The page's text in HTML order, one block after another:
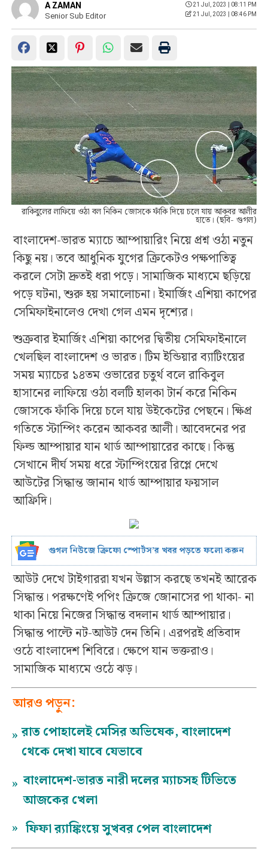
A ZAMAN
Senior Sub Editor
21 Jul, 2023 | 08:11 PM
21 Jul, 2023 | 08:46 PM
রাকিবুলের লাফিয়ে ওঠা বল নিকিন জোসকে ফাঁকি দিয়ে চলে যায় আকবর আলীর
হাতে। (ছবি- গুগল)
বাংলাদেশ-ভারত ম্যাচে আম্পায়ারিং নিয়ে প্রশ্ন ওঠা নতুন
কিছু নয়। তবে আধুনিক যুগের ক্রিকেটও পক্ষপাতিত্ব
করলে সেটা দ্রুতই ধরা পড়ে। সামাজিক মাধ্যমে ছড়িয়ে
পড়ে ঘটনা, শুরু হয় সমালোচনা। ইমার্জিং এশিয়া কাপের
সেমিফাইনালেও দেখা গেল এমন দৃশ্যের।
শুক্রবার ইমার্জিং এশিয়া কাপের দ্বিতীয় সেমিফাইনালে
খেলছিল বাংলাদেশ ও ভারত। টিম ইন্ডিয়ার ব্যাটিংয়ের
সময় ম্যাচের ১৪তম ওভারের চতুর্থ বলে রাকিবুল
হাসানের লাফিয়ে ওঠা বলটি হালকা টার্ন করে নিকিন
জোসকে ফাঁকি দিয়ে চলে যায় উইকেটের পেছনে। ক্ষিপ্র
গতিতে স্টাম্পিং করেন আকবর আলী। আবেদনের পর
ফিল্ড আম্পায়ার যান থার্ড আম্পায়ারের কাছে। কিন্তু
সেখানে দীর্ঘ সময় ধরে স্টাম্পিংয়ের রিপ্লে দেখে
আউটের সিদ্ধান্ত জানান থার্ড আম্পায়ার ফয়সাল
আফ্রিদি।
গুগল নিউজে ক্রিফো স্পোর্টস’র খবর পড়তে ফলো করুন
আউট দেখে টাইগাররা যখন উল্লাস করছে তখনই আরেক
সিদ্ধান্ত। পরক্ষণেই পপিং ক্রিজে জোনাসের পা থাকা- না
থাকা নিয়ে নিজের সিদ্ধান্ত বদলান থার্ড আম্পায়ার।
সিদ্ধান্ত পাল্টে নট-আউট দেন তিনি। এরপরই প্রতিবাদ
ওঠে বাংলাদেশ শিবিরে। ক্ষেপে যান ভক্তরাও।
সামাজিক মাধ্যমে ওঠে ঝড়।
আরও পড়ুন:
» রাত পোহালেই মেসির অভিষেক, বাংলাদেশ
থেকে দেখা যাবে যেভাবে
» বাংলাদেশ-ভারত নারী দলের ম্যাচসহ টিভিতে
আজকের খেলা
» ফিফা র‍্যাঙ্কিংয়ে সুখবর পেল বাংলাদেশ